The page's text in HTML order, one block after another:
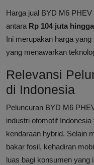
Harga jual BYD M6
antara Rp 104 juta
Ini merupakan harga
yang menawarkan
Relevansi
di Indonesia
Peluncuran BYD M6
industri otomotif
kendaraan hybrid. Selain
bakar fosil, kehadiran
luas bagi konsumen yang